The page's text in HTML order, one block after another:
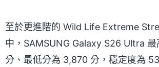
至於更進階的 Wild Life Extreme
中，SAMSUNG Galaxy S26 Ultra
分、最低分為 3,870 分，穩定度為